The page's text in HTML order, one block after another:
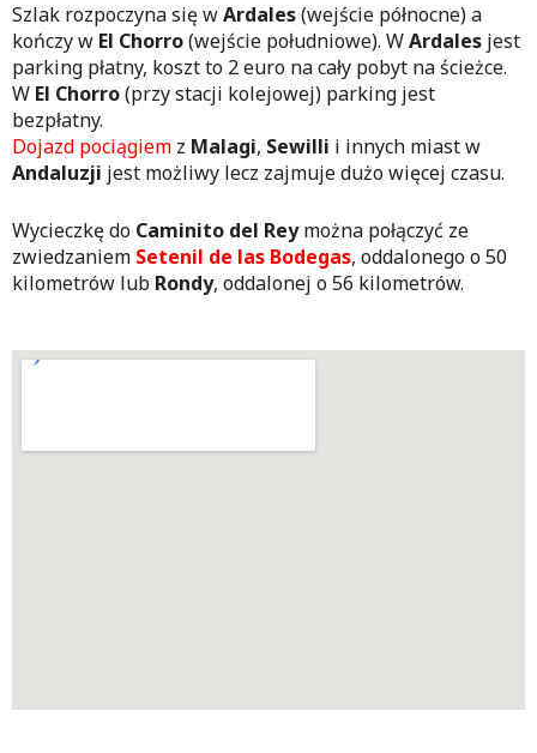
Szlak rozpoczyna się wArdales(wejście północne) a
kończy w El Chorro(wejście południowe). WArdales jest
parking płatny, koszt to 2 euro na cały pobyt na ścieżce.
W El Chorro(przy stacji kolejowej) parking jest
bezpłatny.
Dojazd pociągiem z Malagi, Sewilli i innych miast w
Andaluzji jest możliwy lecz zajmuje dużo więcej czasu.
Wycieczkę do Caminito del Reymożna połączyć ze
zwiedzaniem Setenil de las Bodegas, oddalonego o 50
kilometrów lub Rondy, oddalonej o 56 kilometrów.